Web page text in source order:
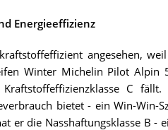
Energieeffizienz
angesehen,
Winter Michelin Pilot
C
bietet - ein Win-Win-
er die Nasshaftungsklasse B -